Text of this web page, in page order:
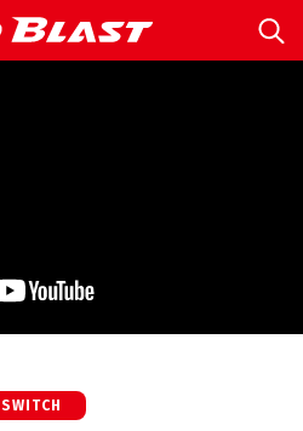
SWITCH